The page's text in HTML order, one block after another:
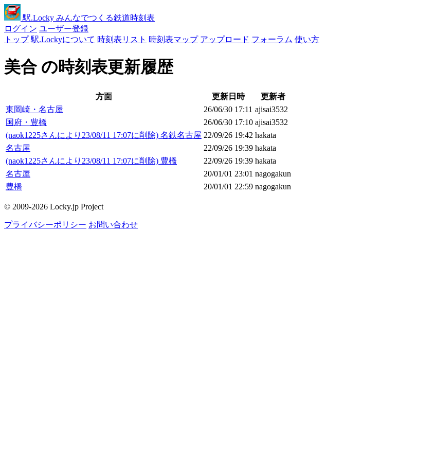
駅.Locky みんなでつくる鉄道時刻表
ログイン ユーザー登録
トップ 駅.Lockyについて 時刻表リスト 時刻表マップ アップロード フォーラム 使い方
美合 の時刻表更新履歴
方面 更新日時
更新者
東岡崎・名古屋
26/06/30 17:11 ajisai3532
国府・豊橋
26/06/30 17:10 ajisai3532
(naok1225さんにより23/08/11 17:07に削除) 名鉄名古屋 22/09/26 19:42 hakata
名古屋
22/09/26 19:39 hakata
(naok1225さんにより23/08/11 17:07に削除) 豊橋
22/09/26 19:39 hakata
名古屋
20/01/01 23:01 nagogakun
豊橋
20/01/01 22:59 nagogakun
© 2009-2026 Locky.jp Project
プライバシーポリシー お問い合わせ